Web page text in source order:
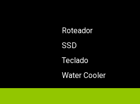
Roteador
SSD
Teclado
Water Cooler